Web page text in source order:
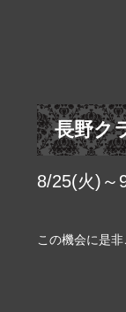
長野ク
8/25(火)～
この機会に是